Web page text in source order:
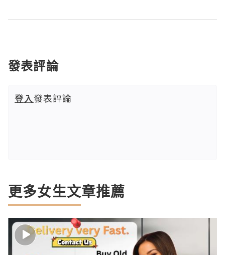
發表評論
登入發表評論
更多女生文章推薦